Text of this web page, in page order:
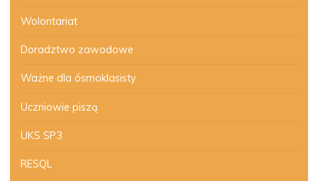
Wolontariat
Doradztwo zawodowe
Ważne dla ósmoklasisty
Uczniowie piszą
UKS SP3
RESQL